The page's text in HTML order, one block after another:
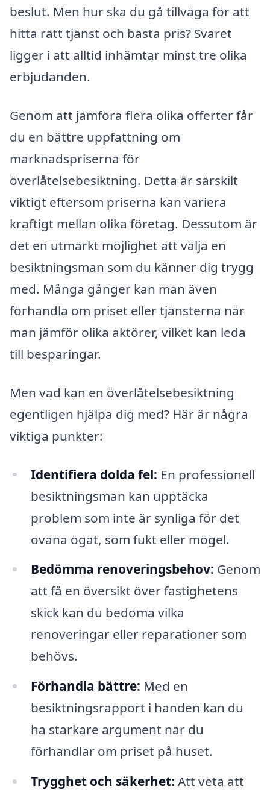
beslut. Men hur ska du gå tillväga för att
hitta rätt tjänst och bästa pris? Svaret
ligger i att alltid inhämtar minst tre olika
erbjudanden.
Genom att jämföra flera olika offerter får
du en bättre uppfattning om
marknadspriserna för
överlåtelsebesiktning. Detta är särskilt
viktigt eftersom priserna kan variera
kraftigt mellan olika företag. Dessutom är
det en utmärkt möjlighet att välja en
besiktningsman som du känner dig trygg
med. Många gånger kan man även
förhandla om priset eller tjänsterna när
man jämför olika aktörer, vilket kan leda
till besparingar.
Men vad kan en överlåtelsebesiktning
egentligen hjälpa dig med? Här är några
viktiga punkter:
Identifiera dolda fel: En professionell
besiktningsman kan upptäcka
problem som inte är synliga för det
ovana ögat, som fukt eller mögel.
Bedömma renoveringsbehov: Genom
att få en översikt över fastighetens
skick kan du bedöma vilka
renoveringar eller reparationer som
behövs.
Förhandla bättre: Med en
besiktningsrapport i handen kan du
ha starkare argument när du
förhandlar om priset på huset.
Trygghet och säkerhet: Att veta att